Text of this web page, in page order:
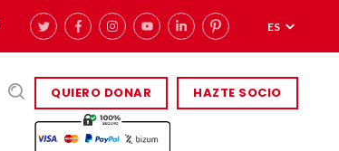
ES
QUIERO DONAR HAZTE SOCIO